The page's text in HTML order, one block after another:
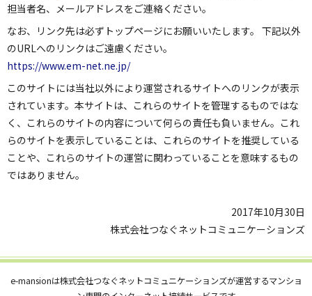
担当者名、メールアドレスをご連絡ください。
なお、リンク先は必ずトップページにお願いいたします。 下記以外
のURLへのリンクはご遠慮ください。
https://www.em-net.ne.jp/
このサイトには当社以外により運営されるサイトへのリンクが表示
されています。本サイトは、これらのサイトを管理するものではな
く、これらのサイトの内容について何らの責任も負いません。これ
らのサイトを表示していることは、これらのサイトを推奨している
ことや、これらのサイトの運営に関わっていることを意味するもの
ではありません。
2017年10月30日
株式会社つなぐネットコミュニケーションズ
e-mansionは株式会社つなぐネットコミュニケーションズが運営するマンショ